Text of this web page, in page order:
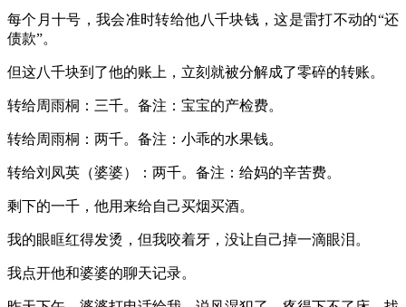
每个月十号，我会准时转给他八千块钱，这是雷打不动的“还
债款”。
但这八千块到了他的账上，立刻就被分解成了零碎的转账。
转给周雨桐：三千。备注：宝宝的产检费。
转给周雨桐：两千。备注：小乖的水果钱。
转给刘凤英（婆婆）：两千。备注：给妈的辛苦费。
剩下的一千，他用来给自己买烟买酒。
我的眼眶红得发烫，但我咬着牙，没让自己掉一滴眼泪。
我点开他和婆婆的聊天记录。